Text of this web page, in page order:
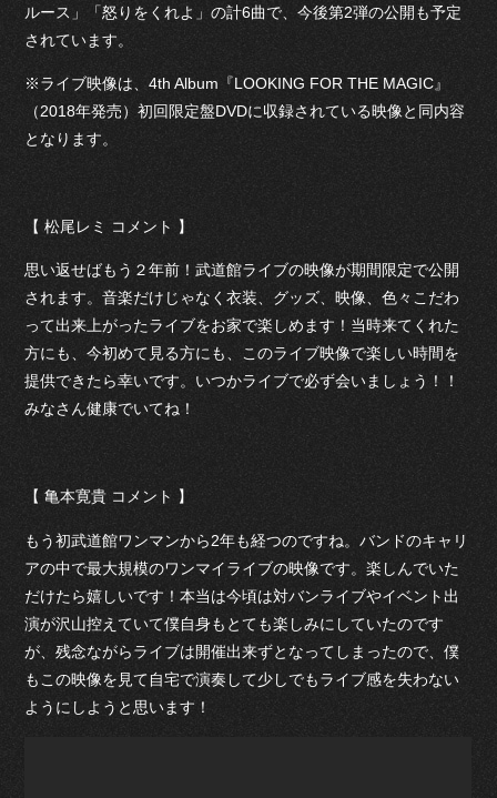
ルース」「怒りをくれよ」の計6曲で、今後第2弾の公開も予定
されています。
※ライブ映像は、4th Album『LOOKING FOR THE MAGIC』
（2018年発売）初回限定盤DVDに収録されている映像と同内容
となります。
【 松尾レミ コメント 】
思い返せばもう２年前！武道館ライブの映像が期間限定で公開
されます。音楽だけじゃなく衣装、グッズ、映像、色々こだわ
って出来上がったライブをお家で楽しめます！当時来てくれた
方にも、今初めて見る方にも、このライブ映像で楽しい時間を
提供できたら幸いです。いつかライブで必ず会いましょう！！
みなさん健康でいてね！
【 亀本寛貴 コメント 】
もう初武道館ワンマンから2年も経つのですね。バンドのキャリ
アの中で最大規模のワンマイライブの映像です。楽しんでいた
だけたら嬉しいです！本当は今頃は対バンライブやイベント出
演が沢山控えていて僕自身もとても楽しみにしていたのです
が、残念ながらライブは開催出来ずとなってしまったので、僕
もこの映像を見て自宅で演奏して少しでもライブ感を失わない
ようにしようと思います！